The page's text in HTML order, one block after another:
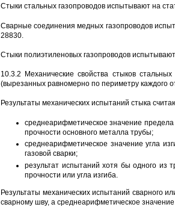
Стыки стальных газопроводов испытывают на
Сварные соединения медных газопроводов
28830.
Стыки полиэтиленовых газопроводов
10.3.2 Механические свойства стыков
(вырезанных равномерно по периметру каждого
Результаты механических испытаний стыка
среднеарифметическое значение
прочности основного металла трубы;
среднеарифметическое значение угла
газовой сварки;
результат испытаний хотя бы одного из
прочности или угла изгиба.
Результаты механических испытаний сварного
сварному шву, а среднеарифметическое